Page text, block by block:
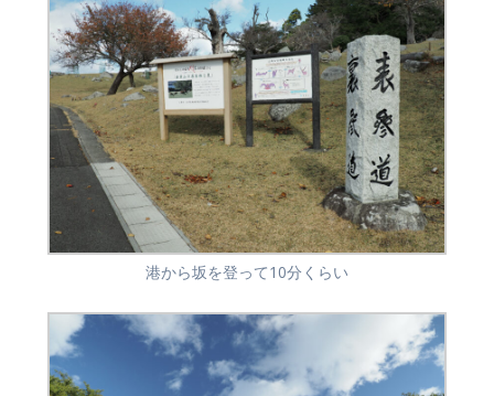
港から坂を登って10分くらい